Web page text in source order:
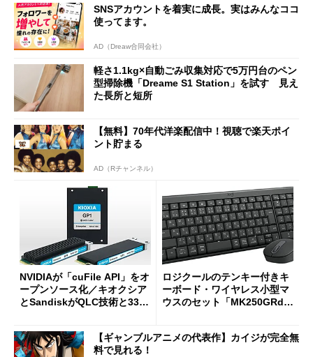
SNSアカウントを着実に成長。実はみんなココ
使ってます。
AD（Dreaw合同会社）
軽さ1.1kg×自動ごみ収集対応で5万円台のペン
型掃除機「Dreame S1 Station」を試す 見え
た長所と短所
【無料】70年代洋楽配信中！視聴で楽天ポイ
ント貯まる
AD（Rチャンネル）
NVIDIAが「cuFile API」をオ
ープンソース化／キオクシア
とSandiskがQLC技術と332
ロジクールのテンキー付きキ
ーボード・ワイヤレス小型マ
ウスのセット「MK250GRd」
【ギャンブルアニメの代表作】カイジが完全無
料で見れる！